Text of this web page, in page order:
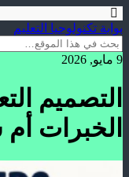
بوابة تكنولوجيا التعليم
9 مايو, 2026
التصميم
الخبرات